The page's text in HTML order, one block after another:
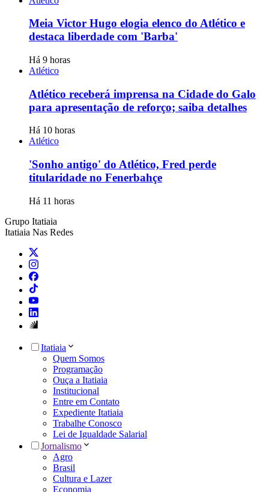
Meia Victor Hugo elogia elenco do Atlético e
destaca liberdade com 'Barba'
Há 9 horas
Atlético
Atlético receberá imprensa na Cidade do Galo
para apresentação de reforço; saiba detalhes
Há 10 horas
Atlético
'Sonho antigo' do Atlético, Fred perde
titularidade no Fenerbahçe
Há 11 horas
Grupo Itatiaia
Itatiaia Nas Redes
Itatiaia
Quem Somos
Programação
Ouça a Itatiaia
Institucional
Entre em Contato
Expediente Itatiaia
Trabalhe Conosco
Lei de Igualdade Salarial
Jornalismo
Agro
Brasil
Cultura e Lazer
Economia